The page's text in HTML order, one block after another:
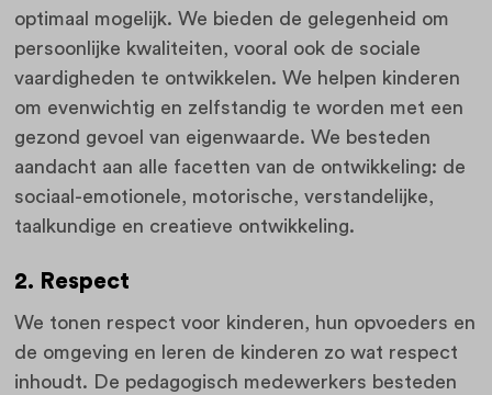
optimaal mogelijk. We bieden de gelegenheid om
persoonlijke kwaliteiten, vooral ook de sociale
vaardigheden te ontwikkelen. We helpen kinderen
om evenwichtig en zelfstandig te worden met een
gezond gevoel van eigenwaarde. We besteden
aandacht aan alle facetten van de ontwikkeling: de
sociaal-emotionele, motorische, verstandelijke,
taalkundige en creatieve ontwikkeling.
2. Respect
We tonen respect voor kinderen, hun opvoeders en
de omgeving en leren de kinderen zo wat respect
inhoudt. De pedagogisch medewerkers besteden